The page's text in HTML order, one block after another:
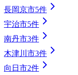
長岡京市5件
宇治市5件
南丹市3件
木津川市3件
向日市2件